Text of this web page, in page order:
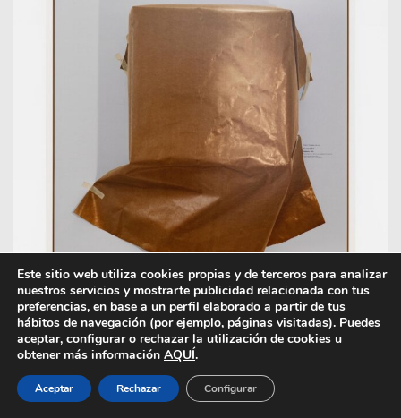
Colombe, 2022, de la serie Picassos in Lockdown, 2o22
©Sophie Calle / VISDA, Paris, 2026. Cortesía de la artista
Something Missing? Recorrido de la
Este sitio web utiliza cookies propias y de terceros para analizar
nuestros servicios y mostrarte publicidad relacionada con tus
preferencias, en base a un perfil elaborado a partir de tus
hábitos de navegación (por ejemplo, páginas visitadas). Puedes
aceptar, configurar o rechazar la utilización de cookies u
obtener más información AQUÍ.
Aceptar Rechazar Configurar